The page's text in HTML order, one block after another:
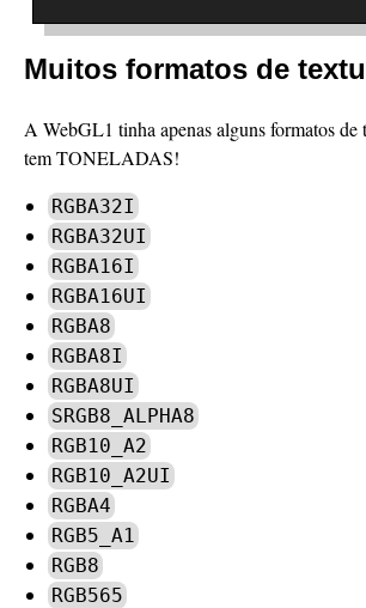
Muitos formatos de
A WebGL1 tinha apenas alguns formatos
tem TONELADAS!
RGBA32I
RGBA32UI
RGBA16I
RGBA16UI
RGBA8
RGBA8I
RGBA8UI
SRGB8_ALPHA8
RGB10_A2
RGB10_A2UI
RGBA4
RGB5_A1
RGB8
RGB565